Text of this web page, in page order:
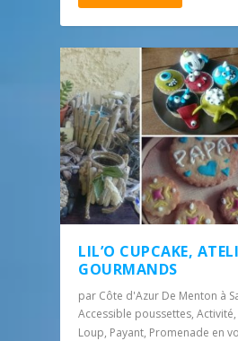
LIL’O CUPCAKE,
GOURMANDS
par Côte d'Azur De Menton à
Accessible poussettes,Activité
Loup, Payant, Promenade en